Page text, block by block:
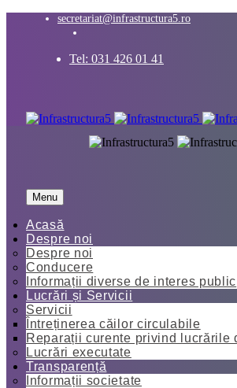
secretariat@infrastructura5.ro
Tel: 031 426 01 41
Menu
Acasă
Despre noi
Despre noi
Conducere
Informații diverse de interes public
Lucrări și Servicii
Servicii
Întreținerea căilor circulabile
Reparații curente privind lucrările
Lucrări executate
Transparență
Informații societate